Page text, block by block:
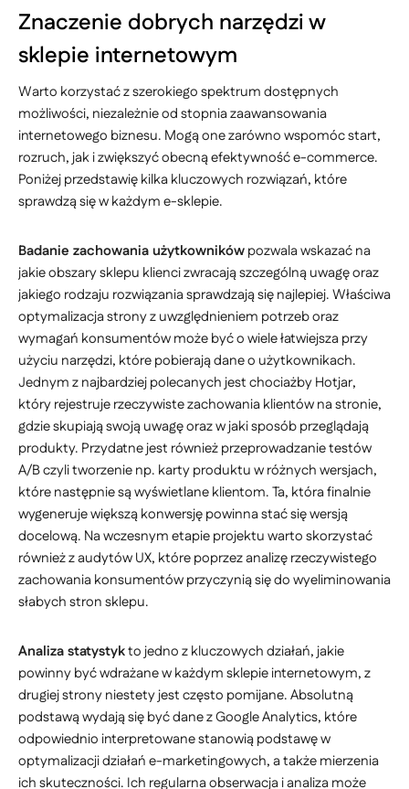
Znaczenie dobrych narzędzi w
sklepie internetowym
Warto korzystać z szerokiego spektrum dostępnych
możliwości, niezależnie od stopnia zaawansowania
internetowego biznesu. Mogą one zarówno wspomóc start,
rozruch, jak i zwiększyć obecną efektywność e-commerce.
Poniżej przedstawię kilka kluczowych rozwiązań, które
sprawdzą się w każdym e-sklepie.
Badanie zachowania użytkownikówpozwala wskazać na
jakie obszary sklepu klienci zwracają szczególną uwagę oraz
jakiego rodzaju rozwiązania sprawdzają się najlepiej. Właściwa
optymalizacja strony z uwzględnieniem potrzeb oraz
wymagań konsumentów może być o wiele łatwiejsza przy
użyciu narzędzi, które pobierają dane o użytkownikach.
Jednym z najbardziej polecanych jest chociażby Hotjar,
który rejestruje rzeczywiste zachowania klientów na stronie,
gdzie skupiają swoją uwagę oraz w jaki sposób przeglądają
produkty. Przydatne jest również przeprowadzanie testów
A/B czyli tworzenie np. karty produktu w różnych wersjach,
które następnie są wyświetlane klientom. Ta, która finalnie
wygeneruje większą konwersję powinna stać się wersją
docelową. Na wczesnym etapie projektu warto skorzystać
również z audytów UX, które poprzez analizę rzeczywistego
zachowania konsumentów przyczynią się do wyeliminowania
słabych stron sklepu.
Analiza statystykto jedno z kluczowych działań, jakie
powinny być wdrażane w każdym sklepie internetowym, z
drugiej strony niestety jest często pomijane. Absolutną
podstawą wydają się być dane z Google Analytics, które
odpowiednio interpretowane stanowią podstawę w
optymalizacji działań e-marketingowych, a także mierzenia
ich skuteczności. Ich regularna obserwacja i analiza może